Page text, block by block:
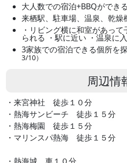
大人数での宿泊+BBQができ
来栖駅、駐車場、温泉、乾燥
・リビング横に和室があっ
られる ・駅に近い ・温泉に
3家族での宿泊できる個所を
3/10）
周辺情
・来宮神社 徒歩１０分
・熱海サンビーチ 徒歩１５分
・熱海梅園 徒歩１５分
・マリンスパ熱海 徒歩１５分
・熱海城 車１０分